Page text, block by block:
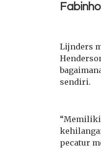
Lijnders
sendiri.
“Memiliki
pecatur